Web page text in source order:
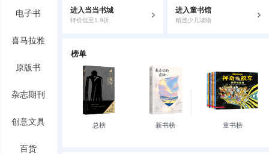
电子书
喜马拉雅
原版书
杂志期刊
创意文具
百货
进入当当书城
特价低至1.9折
进入童书馆
精选少儿读物
榜单
总榜 新书榜 童书榜